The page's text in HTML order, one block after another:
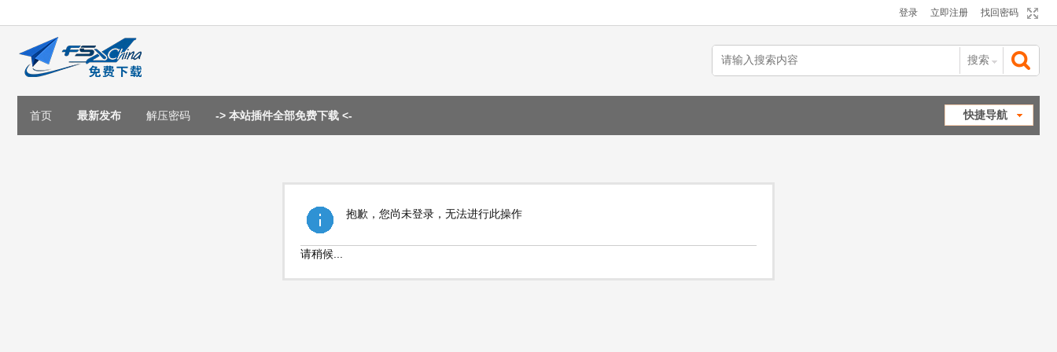
登录 立即注册 找回密码
搜索
快捷导航
首页 最新发布 解压密码 -> 本站插件全部免费下载 <-
抱歉，您尚未登录，无法进行此操作
请稍候...